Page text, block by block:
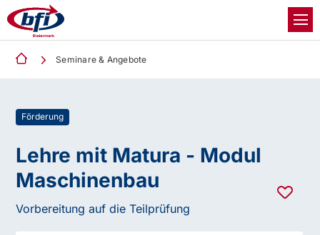
Seminare & Angebote
Förderung
Lehre mit Matura - Modul
Maschinenbau
Vorbereitung auf die Teilprüfung